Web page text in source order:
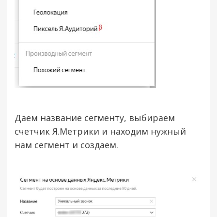
Даем название сегменту, выбираем
счетчик Я.Метрики и находим нужный
нам сегмент и создаем.